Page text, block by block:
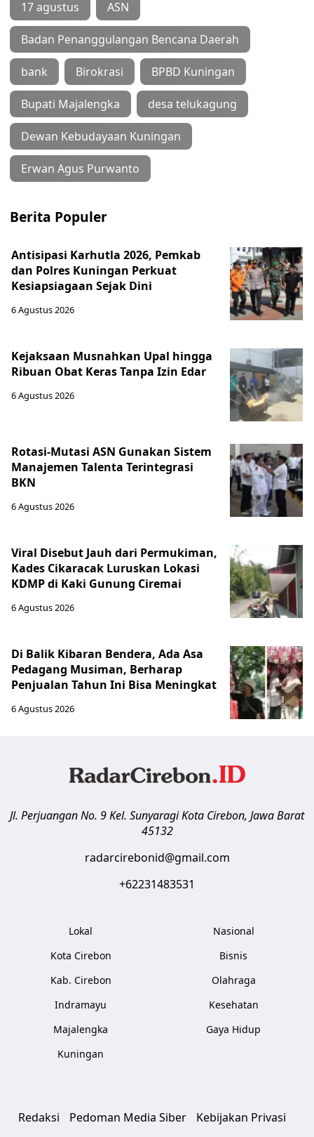
17 agustus ASN
Badan Penanggulangan Bencana Daerah
bank Birokrasi BPBD Kuningan
Bupati Majalengka desa telukagung
Dewan Kebudayaan Kuningan
Erwan Agus Purwanto
Berita Populer
Antisipasi Karhutla 2026, Pemkab
dan Polres Kuningan Perkuat
Kesiapsiagaan Sejak Dini
6 Agustus 2026
Kejaksaan Musnahkan Upal hingga
Ribuan Obat Keras Tanpa Izin Edar
6 Agustus 2026
Rotasi-Mutasi ASN Gunakan Sistem
Manajemen Talenta Terintegrasi
BKN
6 Agustus 2026
Viral Disebut Jauh dari Permukiman,
Kades Cikaracak Luruskan Lokasi
KDMP di Kaki Gunung Ciremai
6 Agustus 2026
Di Balik Kibaran Bendera, Ada Asa
Pedagang Musiman, Berharap
Penjualan Tahun Ini Bisa Meningkat
6 Agustus 2026
Jl. Perjuangan No. 9 Kel. SunyaragiKota Cirebon, Jawa Barat
45132
radarcirebonid@gmail.com
+62231483531
Lokal
Kota Cirebon
Kab. Cirebon
Indramayu
Majalengka
Kuningan
Nasional
Bisnis
Olahraga
Kesehatan
Gaya Hidup
Redaksi Pedoman Media Siber
Kebijakan Privasi